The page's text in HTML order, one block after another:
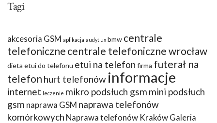
Tagi
akcesoria GSM aplikacja audyt ux bmw centrale
telefoniczne centrale telefoniczne wrocław
dieta etui do telefonu etui na telefon firma futerał na
telefon hurt telefonów informacje
internet leczenie mikro podsłuch gsm mini podsłuch
gsm naprawa GSM naprawa telefonów
komórkowych Naprawa telefonów Kraków Galeria